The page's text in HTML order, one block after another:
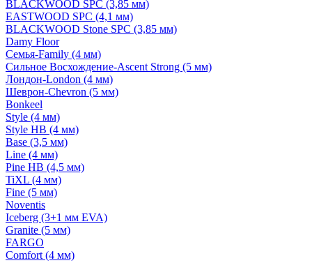
BLACKWOOD SPC (3,85 мм)
EASTWOOD SPC (4,1 мм)
BLACKWOOD Stone SPC (3,85 мм)
Damy Floor
Семья-Family (4 мм)
Сильное Восхождение-Ascent Strong (5 мм)
Лондон-London (4 мм)
Шеврон-Chevron (5 мм)
Bonkeel
Style (4 мм)
Style HB (4 мм)
Base (3,5 мм)
Line (4 мм)
Pine HB (4,5 мм)
TiXL (4 мм)
Fine (5 мм)
Noventis
Iceberg (3+1 мм EVA)
Granite (5 мм)
FARGO
Comfort (4 мм)